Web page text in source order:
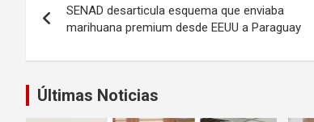
de
entradas
SENAD desarticula esquema que enviaba
marihuana premium desde EEUU a Paraguay
Últimas Noticias